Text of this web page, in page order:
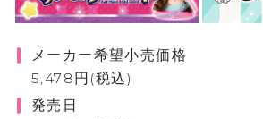
メーカー希望小売価格
5,478円(税込)
発売日